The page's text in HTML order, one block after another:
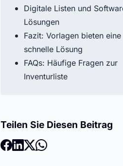
Digitale Listen und
Lösungen
Fazit: Vorlagen bieten eine
schnelle Lösung
FAQs: Häufige Fragen zur
Inventurliste
Teilen Sie Diesen Beitrag